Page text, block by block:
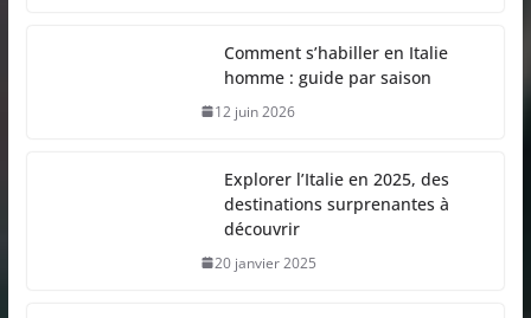
Comment s’habiller en Italie
homme : guide par saison
12 juin 2026
Explorer l’Italie en 2025, des
destinations surprenantes à
découvrir
20 janvier 2025